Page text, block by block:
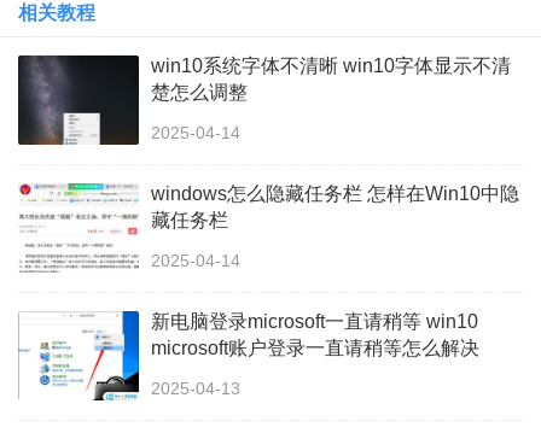
相关教程
win10系统字体不清晰 win10字体显示不清
楚怎么调整
2025-04-14
windows怎么隐藏任务栏 怎样在Win10中隐
藏任务栏
2025-04-14
新电脑登录microsoft一直请稍等 win10
microsoft账户登录一直请稍等怎么解决
2025-04-13